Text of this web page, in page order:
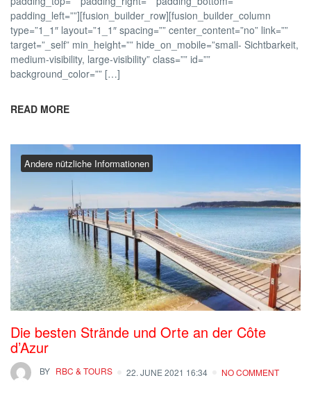
padding_left=””][fusion_builder_row][fusion_builder_column
type=”1_1″ layout=”1_1″ spacing=”” center_content=”no” link=””
target=”_self” min_height=”” hide_on_mobile=”small- Sichtbarkeit,
medium-visibility, large-visibility” class=”” id=””
background_color=”” […]
READ MORE
Andere nützliche Informationen
Die besten Strände und Orte an der Côte
d’Azur
BY RBC & TOURS 22. JUNE 2021 16:34 NO COMMENT